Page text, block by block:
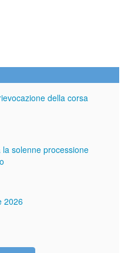
della corsa
solenne processione
2026